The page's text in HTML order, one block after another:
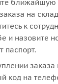
ближайшую
на
к
и назовите
паспорт.
заказа
код на